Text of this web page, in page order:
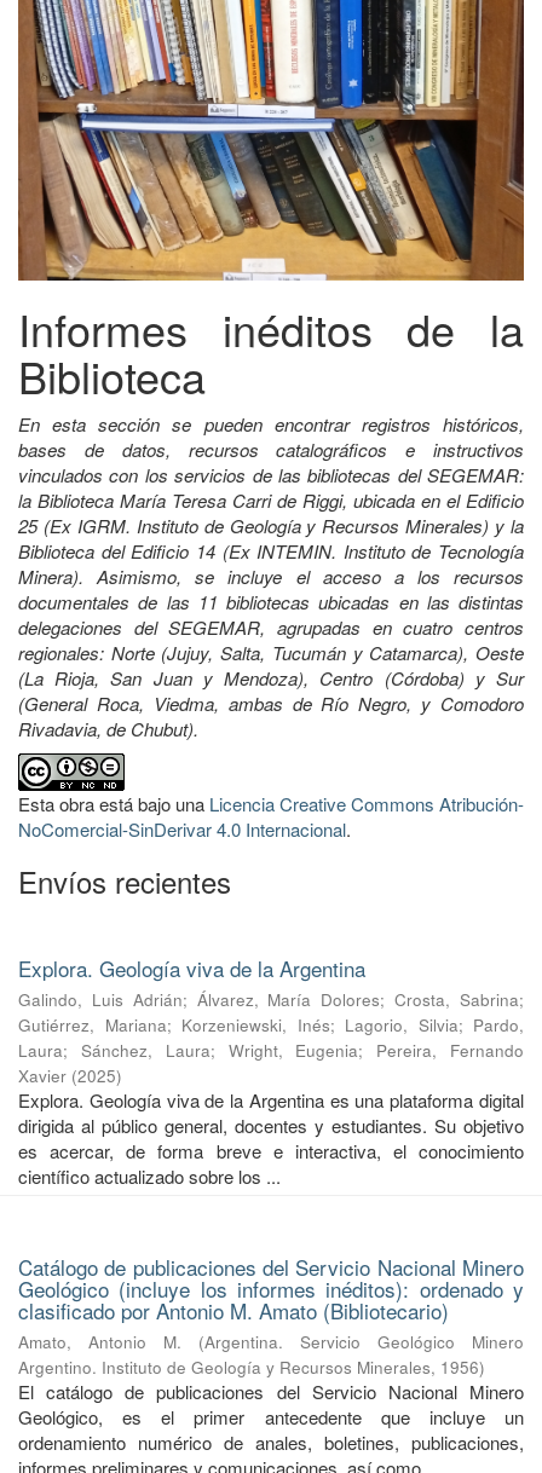
Informes inéditos de la
Biblioteca
En esta sección se pueden encontrar registros históricos,
bases de datos, recursos catalográficos e instructivos
vinculados con los servicios de las bibliotecas del SEGEMAR:
la Biblioteca María Teresa Carri de Riggi, ubicada en el Edificio
25 (Ex IGRM. Instituto de Geología y Recursos Minerales) y la
Biblioteca del Edificio 14 (Ex INTEMIN. Instituto de Tecnología
Minera). Asimismo, se incluye el acceso a los recursos
documentales de las 11 bibliotecas ubicadas en las distintas
delegaciones del SEGEMAR, agrupadas en cuatro centros
regionales: Norte (Jujuy, Salta, Tucumán y Catamarca), Oeste
(La Rioja, San Juan y Mendoza), Centro (Córdoba) y Sur
(General Roca, Viedma, ambas de Río Negro, y Comodoro
Rivadavia, de Chubut).
Esta obra está bajo una Licencia Creative Commons Atribución-
NoComercial-SinDerivar 4.0 Internacional.
Envíos recientes
Explora. Geología viva de la Argentina
Galindo, Luis Adrián; Álvarez, María Dolores;Crosta, Sabrina;
Gutiérrez, Mariana; Korzeniewski, Inés; Lagorio, Silvia; Pardo,
Laura; Sánchez, Laura; Wright, Eugenia; Pereira, Fernando
Xavier (2025)
Explora. Geología viva de la Argentina es una plataforma digital
dirigida al público general, docentes y estudiantes. Su objetivo
es acercar, de forma breve e interactiva, el conocimiento
científico actualizado sobre los ...
Catálogo de publicaciones del Servicio Nacional Minero
Geológico (incluye los informes inéditos): ordenado y
clasificado por Antonio M. Amato (Bibliotecario)
Amato, Antonio M. (Argentina. Servicio Geológico Minero
Argentino. Instituto de Geología y Recursos Minerales, 1956)
El catálogo de publicaciones del Servicio Nacional Minero
Geológico, es el primer antecedente que incluye un
ordenamiento numérico de anales, boletines, publicaciones,
informes preliminares y comunicaciones, así como ...